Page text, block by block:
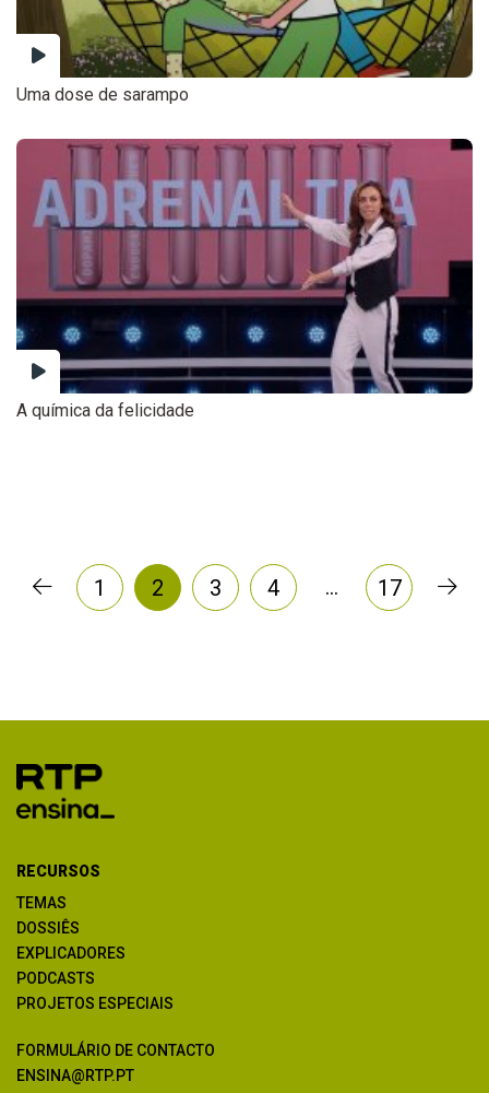
Uma dose de sarampo
A química da felicidade
1 2 3 4 … 17
RECURSOS
TEMAS
DOSSIÊS
EXPLICADORES
PODCASTS
PROJETOS ESPECIAIS
FORMULÁRIO DE CONTACTO
ENSINA@RTP.PT